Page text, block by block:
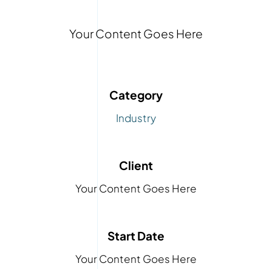
Your Content Goes Here
Category
Industry
Client
Your Content Goes Here
Start Date
Your Content Goes Here